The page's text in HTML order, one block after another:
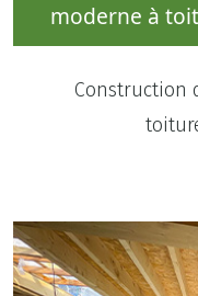
moderne à
Construction